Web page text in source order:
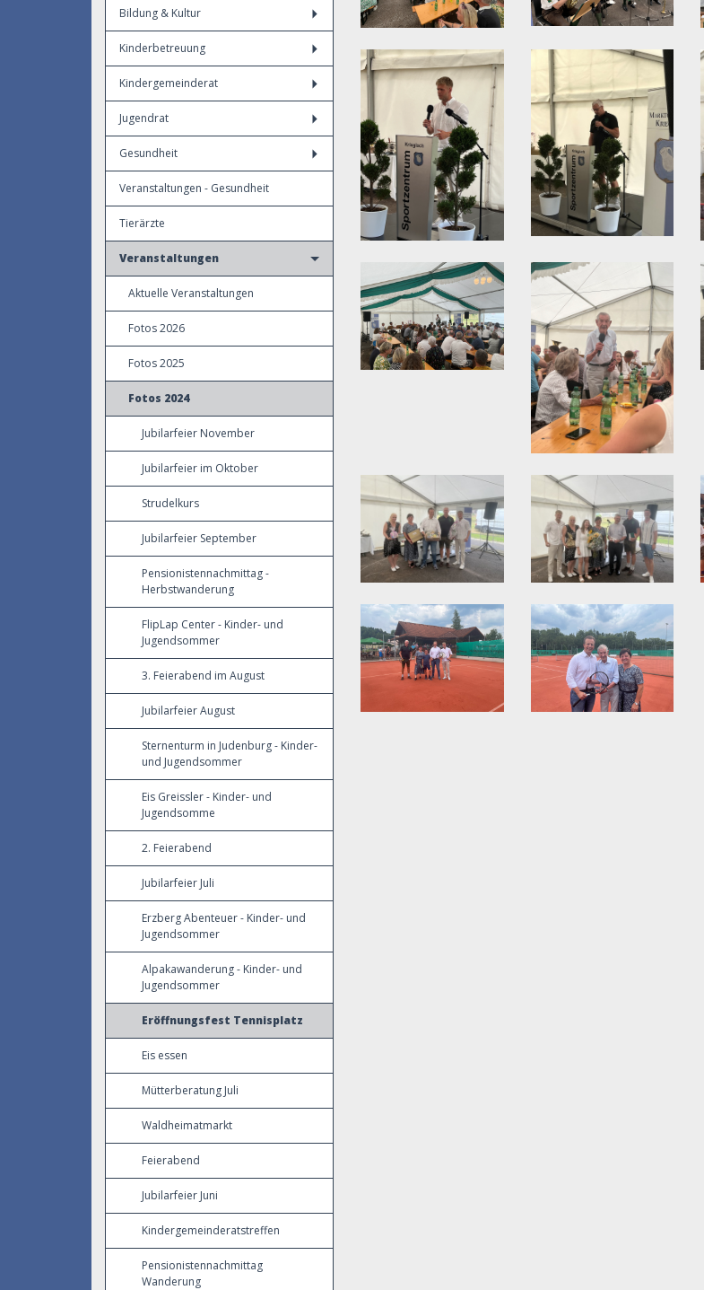
Bildung & Kultur
Kinderbetreuung
Kindergemeinderat
Jugendrat
Gesundheit
Veranstaltungen - Gesundheit
Tierärzte
Veranstaltungen
Aktuelle Veranstaltungen
Fotos 2026
Fotos 2025
Fotos 2024
Jubilarfeier November
Jubilarfeier im Oktober
Strudelkurs
Jubilarfeier September
Pensionistennachmittag -
Herbstwanderung
FlipLap Center - Kinder- und
Jugendsommer
3. Feierabend im August
Jubilarfeier August
Sternenturm in Judenburg - Kinder-
und Jugendsommer
Eis Greissler - Kinder- und
Jugendsomme
2. Feierabend
Jubilarfeier Juli
Erzberg Abenteuer - Kinder- und
Jugendsommer
Alpakawanderung - Kinder- und
Jugendsommer
Eröffnungsfest Tennisplatz
Eis essen
Mütterberatung Juli
Waldheimatmarkt
Feierabend
Jubilarfeier Juni
Kindergemeinderatstreffen
Pensionistennachmittag
Wanderung